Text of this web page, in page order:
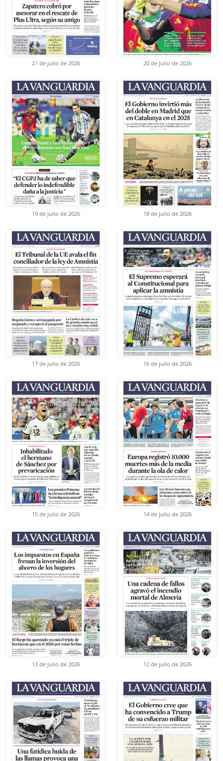
21 de julio de 2026 20 de julio de 2026
19 de julio de 2026 18 de julio de 2026
17 de julio de 2026 16 de julio de 2026
15 de julio de 2026 14 de julio de 2026
13 de julio de 2026 12 de julio de 2026